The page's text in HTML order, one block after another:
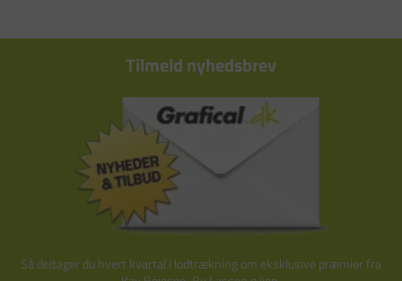
Tilmeld nyhedsbrev
Så deltager du hvert kvartal i lodtrækning om eksklusive præmier fra